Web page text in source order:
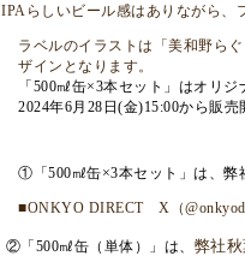
IPA らしいビール感はありながら、
ラベルのイラストは「美和野らぐ
ザインとなります。
「500㎖缶×3本セット」はオリジ
2024年6月 28 日(金)15:00から販売
①「500㎖缶×3本セット」は、弊
■ONKYO DIRECT X （
②「500㎖缶（単体）」は、 弊社